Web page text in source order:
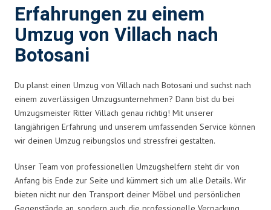
Erfahrungen zu einem
Umzug von Villach nach
Botosani
Du planst einen Umzug von Villach nach Botosani und suchst nach
einem zuverlässigen Umzugsunternehmen? Dann bist du bei
Umzugsmeister Ritter Villach genau richtig! Mit unserer
langjährigen Erfahrung und unserem umfassenden Service können
wir deinen Umzug reibungslos und stressfrei gestalten.
Unser Team von professionellen Umzugshelfern steht dir von
Anfang bis Ende zur Seite und kümmert sich um alle Details. Wir
bieten nicht nur den Transport deiner Möbel und persönlichen